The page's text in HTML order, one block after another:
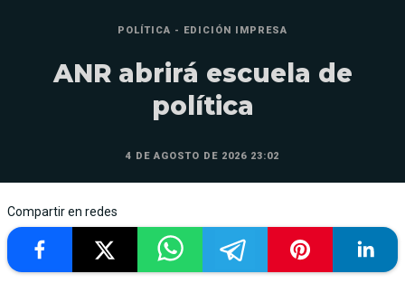
POLÍTICA - EDICIÓN IMPRESA
ANR abrirá escuela de
política
4 DE AGOSTO DE 2026 23:02
Compartir en redes